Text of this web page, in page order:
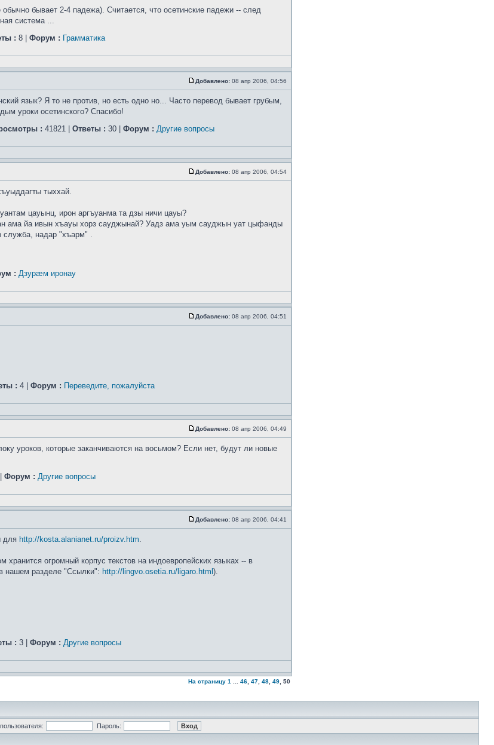
бывает 2-4 падежа). Считается, что осетинские падежи -- след
система ...
: 8 | Форум : Грамматика
Добавлено: 08 апр 2006, 04:56
язык? Я то не против, но есть одно но... Часто перевод бывает грубым,
уроки осетинского? Спасибо!
: 41821 | Ответы : 30 | Форум : Другие вопросы
Добавлено: 08 апр 2006, 04:54
тыххай.
цауынц, ирон аргъуанма та дзы ничи цауы?
ама йа ивын хъауы хорз сауджынай? Уадз ама уым сауджын уат цыфанды
служба, надар "хъарм" .
: Дзурæм иронау
Добавлено: 08 апр 2006, 04:51
: 4 | Форум : Переведите, пожалуйста
Добавлено: 08 апр 2006, 04:49
уроков, которые заканчиваются на восьмом? Если нет, будут ли новые
Форум : Другие вопросы
Добавлено: 08 апр 2006, 04:41
для http://kosta.alanianet.ru/proizv.htm.
огромный корпус текстов на индоевропейских языках -- в
в нашем разделе "Ссылки": http://lingvo.osetia.ru/ligaro.html ).
: 3 | Форум : Другие вопросы
На страницу 1 46 47 48 49 50
Пароль: